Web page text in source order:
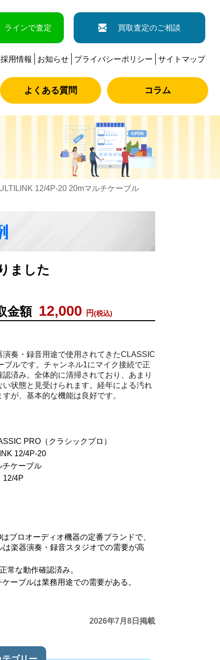
ラインで査定 買取査定のご相談
採用情報 お知らせ プライバシーポリシー サイトマップ
よくある質問 コラム
12/4P-20 20mマルチケーブル
ました
金額 12,000 円(税込)
演奏・録音用途で使用されてきたCLASSIC
ブルです。チャンネル1にマイク接続で正
済み。全体的に清掃されており、あまり
い状態と見受けられます。経年による汚れ
が、基本的な機能は良好です。
PRO（クラシックプロ）
12/4P-20
チケーブル
12/4P
プロオーディオ機器の定番ブランドで、
は楽器演奏・録音スタジオでの需要が高
常な動作確認済み。
ーブルは業務用途での需要がある。
2026年7月8日掲載